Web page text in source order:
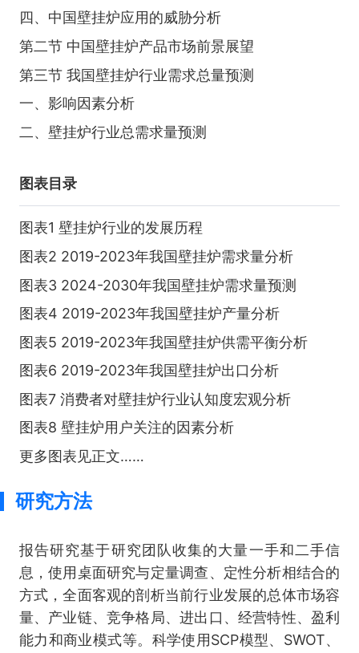
四、中国壁挂炉应用的威胁分析
第二节 中国壁挂炉产品市场前景展望
第三节 我国壁挂炉行业需求总量预测
一、影响因素分析
二、壁挂炉行业总需求量预测
图表目录
图表1 壁挂炉行业的发展历程
图表2 2019-2023年我国壁挂炉需求量分析
图表3 2024-2030年我国壁挂炉需求量预测
图表4 2019-2023年我国壁挂炉产量分析
图表5 2019-2023年我国壁挂炉供需平衡分析
图表6 2019-2023年我国壁挂炉出口分析
图表7 消费者对壁挂炉行业认知度宏观分析
图表8 壁挂炉用户关注的因素分析
更多图表见正文……
研究方法
报告研究基于研究团队收集的大量一手和二手信
息，使用桌面研究与定量调查、定性分析相结合的
方式，全面客观的剖析当前行业发展的总体市场容
量、产业链、竞争格局、进出口、经营特性、盈利
能力和商业模式等。科学使用SCP模型、SWOT、